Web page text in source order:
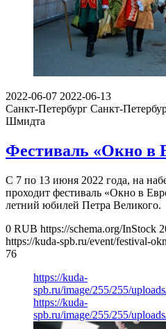
2022-06-07 2022-06-13
Санкт-Петербург Санкт-
Шмидта
Фестиваль «Окно в
С 7 по 13 июня 2022 года, на
проходит фестиваль «Окно в
летний юбилей Петра Великого.
0 RUB https://schema.org/InStock
https://kuda-spb.ru/event/festival-
76
https://kuda-
spb.ru/image/255/255/
https://kuda-
spb.ru/image/255/255/